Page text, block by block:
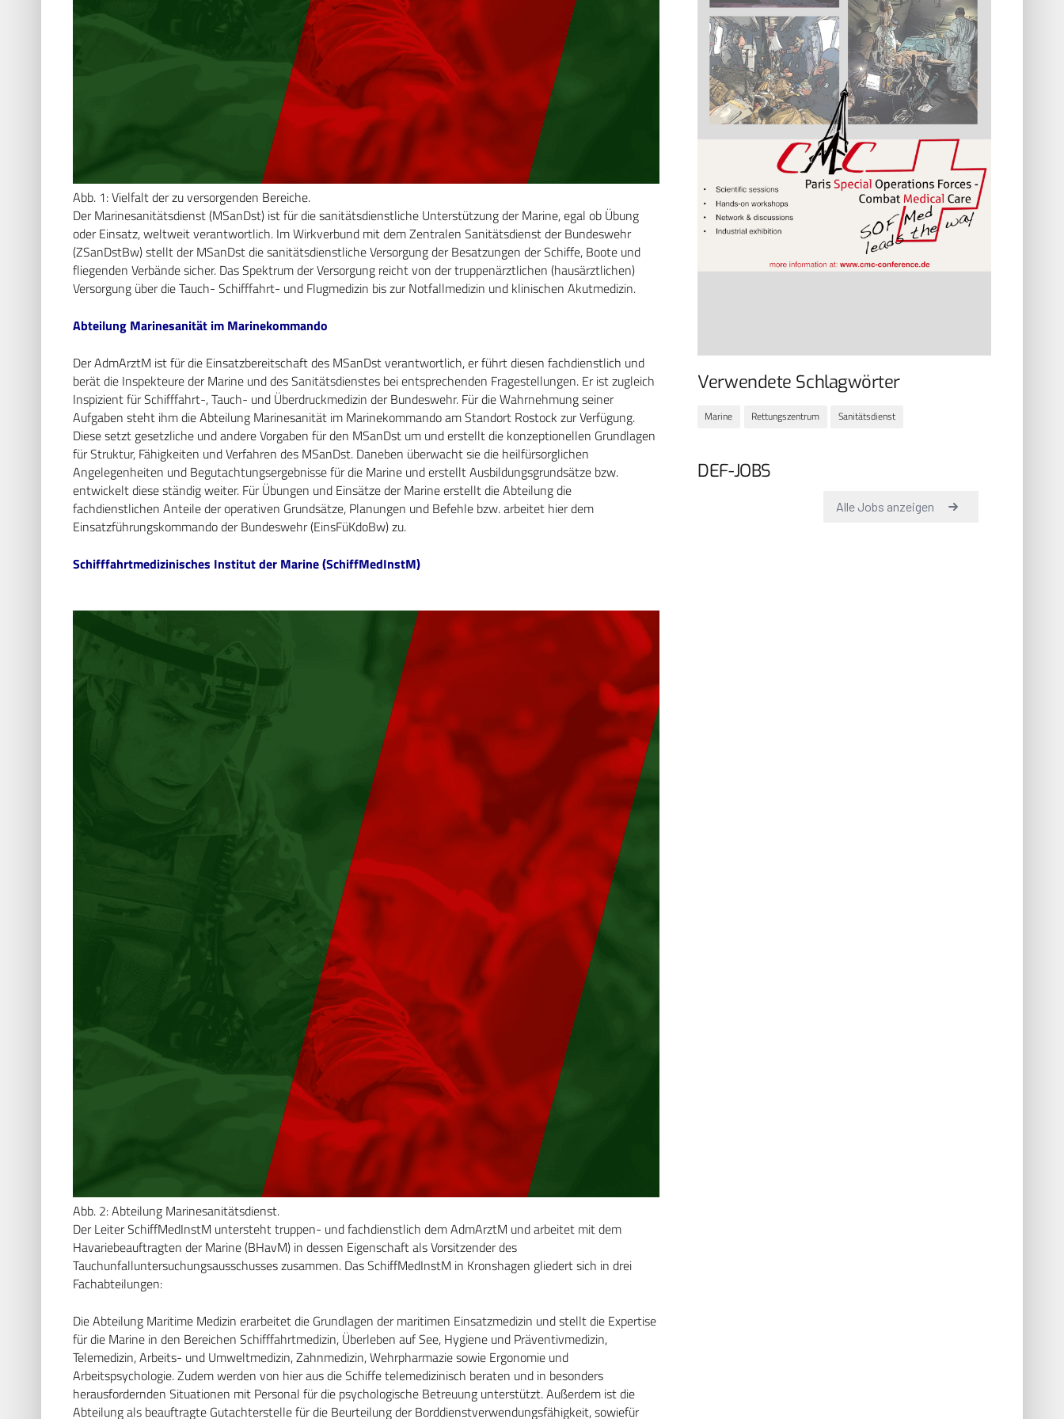
Abb. 1: Vielfalt der zu versorgenden Bereiche.
Der Marinesanitätsdienst (MSanDst) ist für die sanitätsdienstliche Unterstützung der Marine, egal ob Übung
oder Einsatz, weltweit verantwortlich. Im Wirkverbund mit dem Zentralen Sanitätsdienst der Bundeswehr
(ZSanDstBw) stellt der MSanDst die sanitätsdienstliche Versorgung der Besatzungen der Schiffe, Boote und
fliegenden Verbände sicher. Das Spektrum der Versorgung reicht von der truppenärztlichen (hausärztlichen)
Versorgung über die Tauch- Schifffahrt- und Flugmedizin bis zur Notfallmedizin und klinischen Akutmedizin.
Abteilung Marinesanität im Marine­kommando
Der AdmArztM ist für die Einsatzbereitschaft des MSanDst verantwortlich, er führt diesen fachdienstlich und
berät die Inspekteure der Marine und des Sanitätsdienstes bei entsprechenden Fragestellungen. Er ist zugleich
Inspizient für Schifffahrt-, Tauch- und Überdruckmedizin der Bundeswehr. Für die Wahrnehmung seiner
Aufgaben steht ihm die Abteilung Marinesanität im Marinekommando am Standort Rostock zur Verfügung.
Diese setzt gesetzliche und andere Vorgaben für den MSanDst um und erstellt die konzeptionellen Grundlagen
für Struktur, Fähigkeiten und Verfahren des MSanDst. Daneben überwacht sie die heilfürsorglichen
Angelegenheiten und Begutachtungsergebnisse für die Marine und erstellt Ausbildungsgrundsätze bzw.
entwickelt diese ständig weiter. Für Übungen und Einsätze der Marine erstellt die Abteilung die
fachdienstlichen Anteile der operativen Grundsätze, Planungen und Befehle bzw. arbeitet hier dem
Einsatzführungskommando der Bundeswehr (EinsFüKdoBw) zu.
Schifffahrtmedizinisches Institut der Marine (SchiffMedInstM)
Abb. 2: Abteilung Marinesanitätsdienst.
Der Leiter SchiffMedInstM untersteht truppen- und fachdienstlich dem AdmArztM und arbeitet mit dem
Havariebeauftragten der Marine (BHavM) in dessen Eigenschaft als Vorsitzender des
Tauchunfalluntersuchungsausschusses zusammen. Das SchiffMedInstM in Kronshagen gliedert sich in drei
Fachabteilungen:
Die Abteilung Maritime Medizin erarbeitet die Grundlagen der maritimen Einsatzmedizin und stellt die Expertise
für die Marine in den Bereichen Schifffahrtmedizin, Überleben auf See, Hygiene und Präventivmedizin,
Telemedizin, Arbeits- und Umweltmedizin, Zahnmedizin, Wehrpharmazie sowie Ergonomie und
Arbeitspsychologie. Zudem werden von hier aus die Schiffe telemedizinisch beraten und in besonders
herausfordernden Situationen mit Personal für die psychologische Betreuung unterstützt. Außerdem ist die
Abteilung als beauftragte Gutachterstelle für die Beurteilung der Borddienstverwendungsfähigkeit, sowiefür
Verwendete Schlagwörter
Marine Rettungszentrum Sanitätsdienst
DEF-JOBS